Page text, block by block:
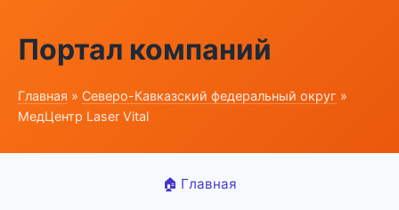
Портал компаний
Главная » Северо-Кавказский федеральный округ »
МедЦентр Laser Vital
🏠 Главная